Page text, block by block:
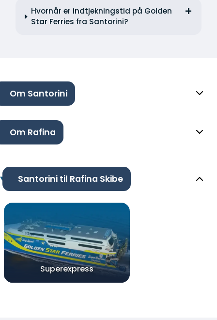
Hvornår er indtjekningstid på Golden
Star Ferries fra Santorini?
Om Santorini
Om Rafina
Santorini til Rafina Skibe
Superexpress